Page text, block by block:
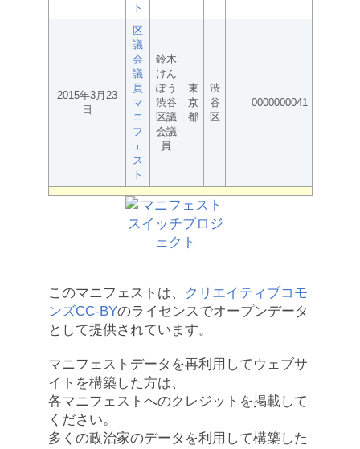
ト
2015年3月23
日
区
議
会
議
員
マ
ニ
フ
ェ
ス
ト
鈴木
けん
ぽう
渋谷
区議
会議
員
東
京
都
渋
谷
区
0000000041
このマニフェストは、
クリエイティブコモ
ンズCC-BYのライセンスでオープンデータ
として提供されています。
マニフェストデータを再利用してウェブサ
イトを構築した方は、
各マニフェストへのクレジットを掲載して
ください。
多くの政治家のデータを利用して構築した